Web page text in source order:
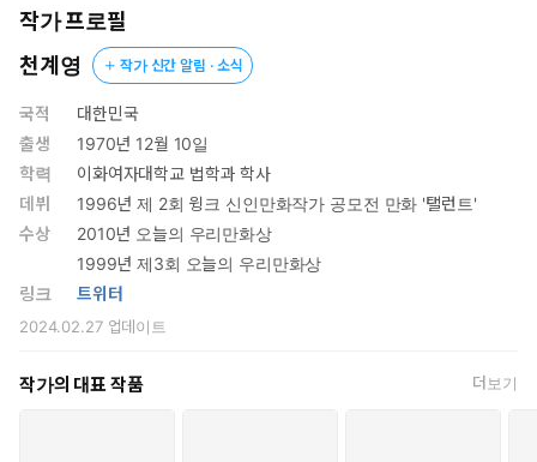
작가 프로필
천계영
작가 신간 알림 · 소식
국적
대한민국
출생
1970년 12월 10일
학력
이화여자대학교 법학과 학사
데뷔
1996년 제 2회 윙크 신인만화작가 공모전 만화 '탤런트'
수상
2010년 오늘의 우리만화상
1999년 제3회 오늘의 우리만화상
링크
트위터
2024.02.27업데이트
작가의 대표 작품 더보기